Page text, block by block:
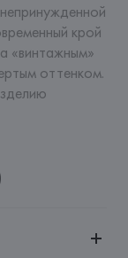
крой
«винтажным»
оттенком.